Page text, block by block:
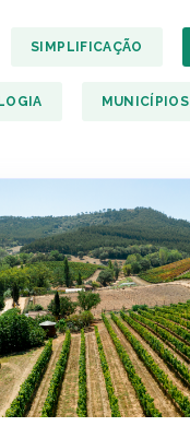
SIMPLIFICAÇÃO
MUNICÍPIOS